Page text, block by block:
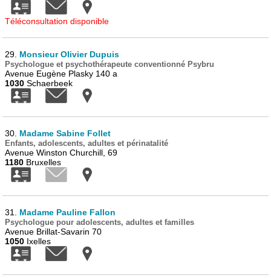
Téléconsultation disponible
29. Monsieur Olivier Dupuis
Psychologue et psychothérapeute conventionné Psybru
Avenue Eugène Plasky 140 a
1030 Schaerbeek
30. Madame Sabine Follet
Enfants, adolescents, adultes et périnatalité
Avenue Winston Churchill, 69
1180 Bruxelles
31. Madame Pauline Fallon
Psychologue pour adolescents, adultes et familles
Avenue Brillat-Savarin 70
1050 Ixelles